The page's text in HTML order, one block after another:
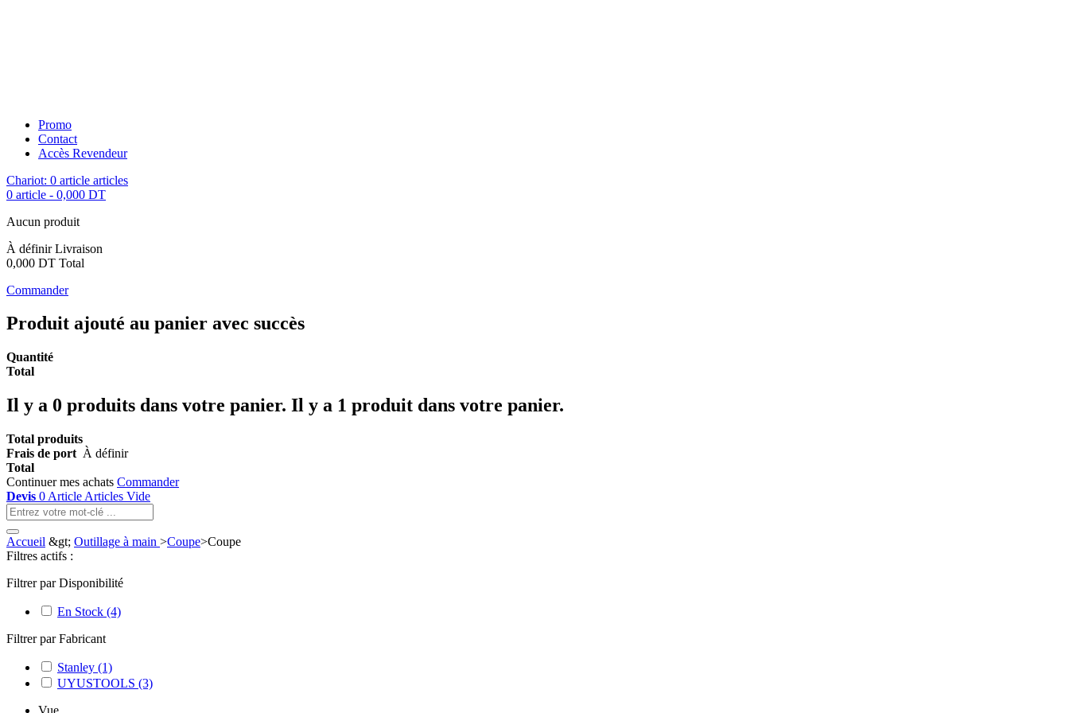
Promo
Contact
Accès Revendeur
Chariot: 0 article articles
0 article - 0,000 DT
Aucun produit
À définirLivraison
0,000 DT Total
Commander
Produit ajouté au panier avec succès
Quantité
Total
Il y a 0 produits dans votre panier. Il y a 1 produit dans votre panier.
Total produits
Frais de port À définir
Total
Continuer mes achats Commander
Devis 0 Article Articles Vide
Accueil &gt; Outillage à main >Coupe>Coupe
Filtres actifs :
Filtrer par Disponibilité
En Stock (4)
Filtrer par Fabricant
Stanley (1)
UYUSTOOLS (3)